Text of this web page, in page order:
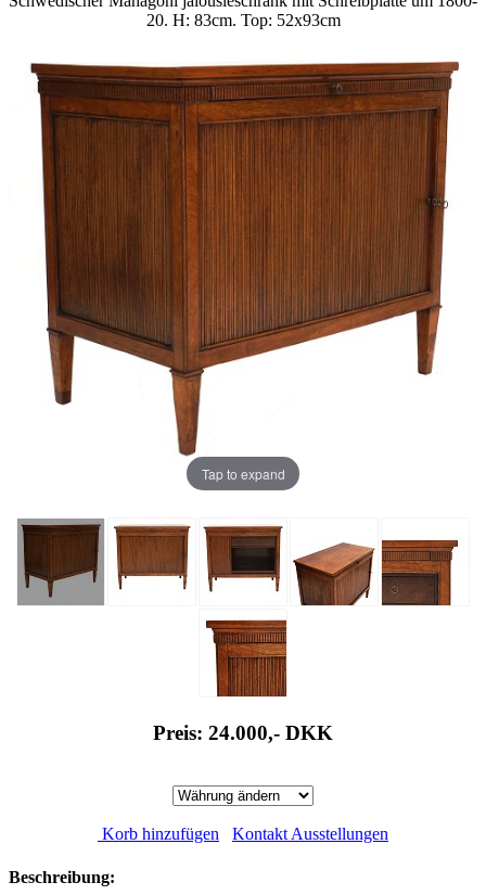
20. H: 83cm. Top: 52x93cm
Tap to expand
Preis: 24.000,- DKK
Korb hinzufügen Kontakt Ausstellungen
Beschreibung: